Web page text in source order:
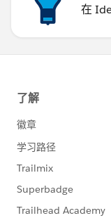
在